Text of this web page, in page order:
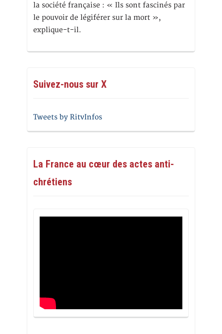
la société française : « Ils sont fascinés par
le pouvoir de légiférer sur la mort »,
explique-t-il.
Suivez-nous sur X
Tweets by RitvInfos
La France au cœur des actes anti-
chrétiens